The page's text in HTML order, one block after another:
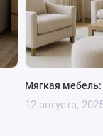
Мягкая мебель:
12 августа,